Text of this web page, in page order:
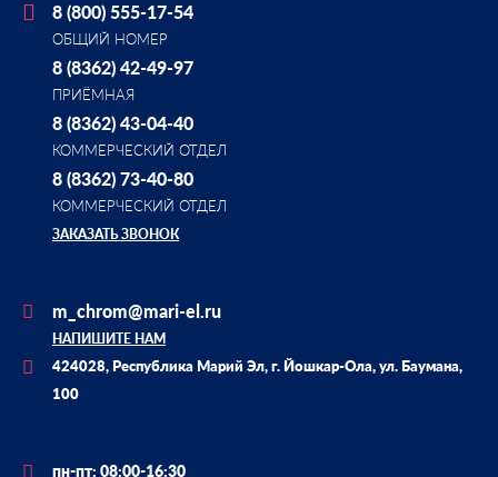
8 (800) 555-17-54
ОБЩИЙ НОМЕР
8 (8362) 42-49-97
ПРИЁМНАЯ
8 (8362) 43-04-40
КОММЕРЧЕСКИЙ ОТДЕЛ
8 (8362) 73-40-80
КОММЕРЧЕСКИЙ ОТДЕЛ
ЗАКАЗАТЬ ЗВОНОК
m_chrom@mari-el.ru
НАПИШИТЕ НАМ
424028, Республика Марий Эл, г. Йошкар-Ола, ул. Баумана,
100
пн-пт: 08:00-16:30